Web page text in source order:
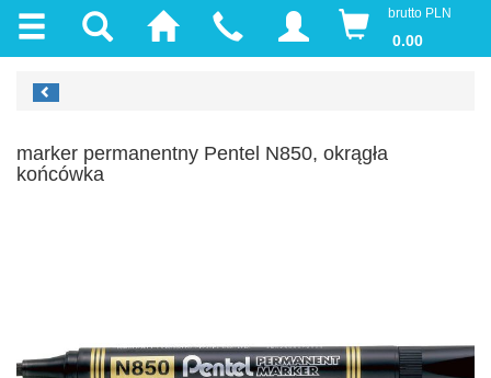
brutto PLN
0.00
marker permanentny Pentel N850, okrągła
końcówka